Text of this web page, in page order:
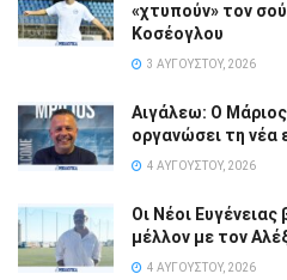
«χτυπούν» τον
Κοσέογλου
3 ΑΥΓΟΎΣΤΟΥ, 2026
Αιγάλεω: Ο
οργανώσει τη νέα
4 ΑΥΓΟΎΣΤΟΥ, 2026
Οι Νέοι Ευγένειας
μέλλον με τον
4 ΑΥΓΟΎΣΤΟΥ, 2026